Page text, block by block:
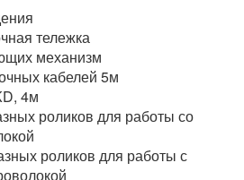
тележка
механизм
кабелей 5м
4м
роликов для работы со
роликов для работы с